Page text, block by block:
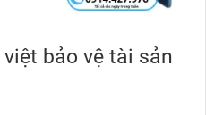
bảo vệ tài sản